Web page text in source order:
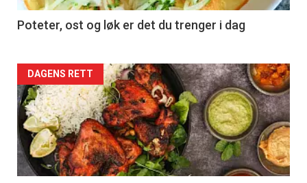
Poteter, ost og løk er det du trenger i dag
Forsiden
akkurat
nå
-
DAGENS RETT